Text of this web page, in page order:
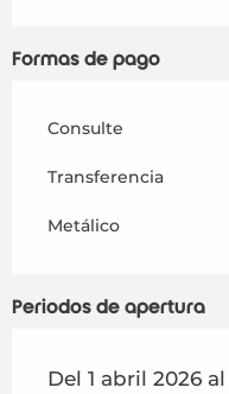
Formas de pago
Consulte
Transferencia
Metálico
Periodos de apertura
Del 1 abril 2026